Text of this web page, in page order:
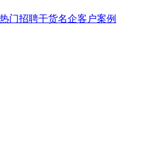
热门招聘干货名企客户案例